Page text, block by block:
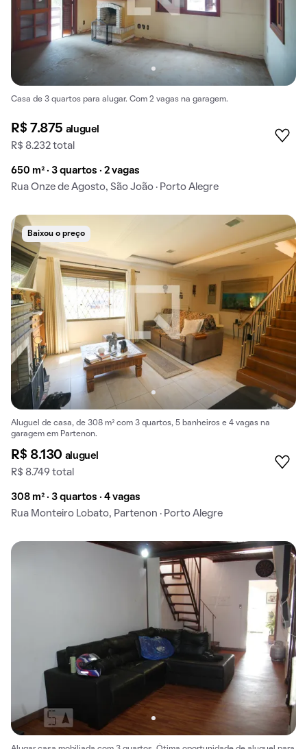
Casa de 3 quartos para alugar. Com 2 vagas na garagem.
R$ 7.875 aluguel
R$ 8.232 total
650 m² · 3 quartos · 2 vagas
Rua Onze de Agosto, São João · Porto Alegre
Baixou o preço
Aluguel de casa, de 308 m² com 3 quartos, 5 banheiros e 4 vagas na
garagem em Partenon.
R$ 8.130 aluguel
R$ 8.749 total
308 m² · 3 quartos · 4 vagas
Rua Monteiro Lobato, Partenon · Porto Alegre